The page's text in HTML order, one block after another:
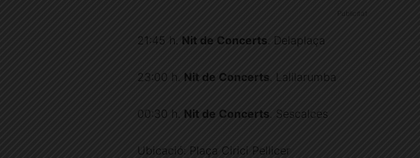
Publicitat
21:45 h. Nit de Concerts . Delaplaça
23:00 h. Nit de Concerts. Lalilarumba
00:30 h. Nit de Concerts. Sescalces
Ubicació: Plaça Cirici Pellicer